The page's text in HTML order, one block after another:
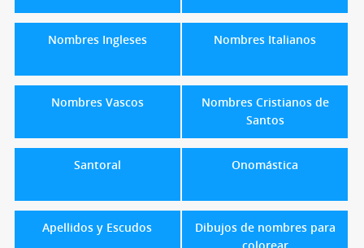
Nombres Ingleses Nombres Italianos
Nombres Vascos
Nombres Cristianos de
Santos
Santoral Onomástica
Apellidos y Escudos
Dibujos de nombres para